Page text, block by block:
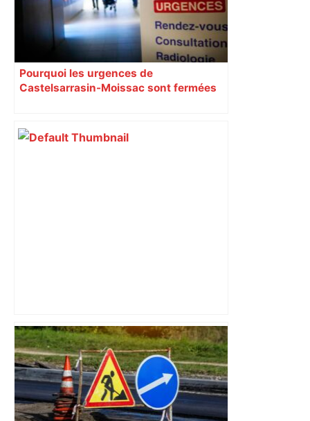
Pourquoi les urgences de
Castelsarrasin-Moissac sont fermées
Waldemar et Franck Kita n'assisteront
pas à Nantes-Toulouse à la Beaujoire –
L'Équipe